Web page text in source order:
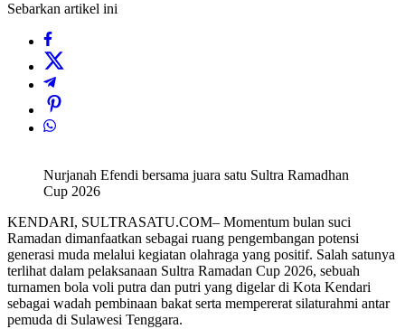
Sebarkan artikel ini
Nurjanah Efendi bersama juara satu Sultra Ramadhan
Cup 2026
KENDARI, SULTRASATU.COM– Momentum bulan suci
Ramadan dimanfaatkan sebagai ruang pengembangan potensi
generasi muda melalui kegiatan olahraga yang positif. Salah satunya
terlihat dalam pelaksanaan Sultra Ramadan Cup 2026, sebuah
turnamen bola voli putra dan putri yang digelar di Kota Kendari
sebagai wadah pembinaan bakat serta mempererat silaturahmi antar
pemuda di Sulawesi Tenggara.